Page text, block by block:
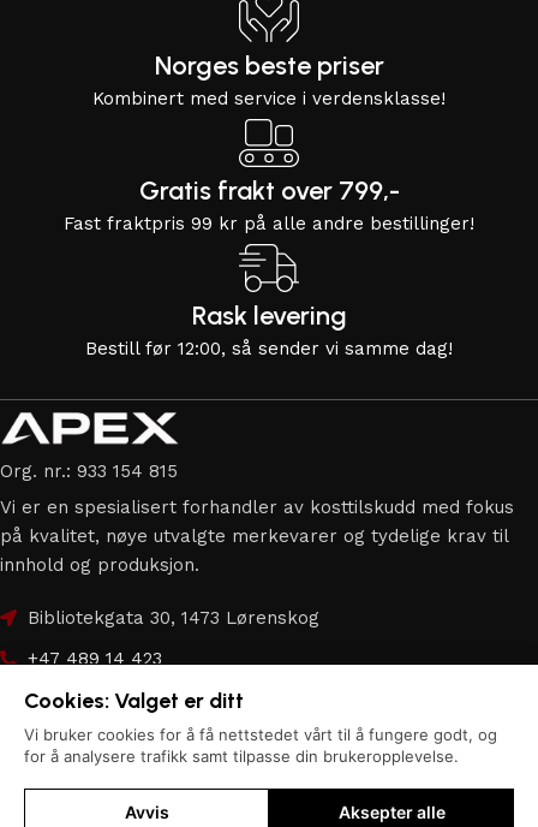
Norges beste priser
Kombinert med service i verdensklasse!
Gratis frakt over 799,-
Fast fraktpris 99 kr på alle andre bestillinger!
Rask levering
Bestill før 12:00, så sender vi samme dag!
Org. nr.: 933 154 815
Vi er en spesialisert forhandler av kosttilskudd med fokus
på kvalitet, nøye utvalgte merkevarer og tydelige krav til
innhold og produksjon.
Bibliotekgata 30, 1473 Lørenskog
+47 489 14 423
hei@apex.no
Copyright © 2026Apex.no| Alle rettigheter forbeholdes.
Cookies: Valget er ditt
Vi bruker cookies for å få nettstedet vårt til å fungere godt, og
for å analysere trafikk samt tilpasse din brukeropplevelse.
Avvis Aksepter alle